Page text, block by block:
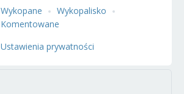
Wykopane
Wykopalisko
Komentowane
Ustawienia prywatności